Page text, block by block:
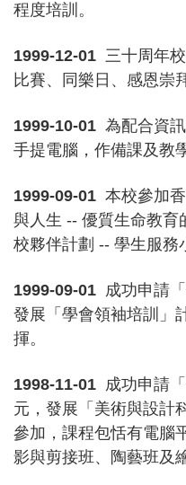
程度培訓。
1999-12-01 三十周年
比賽、同樂日、感恩崇
1999-10-01 為配合資
手提電腦，作備課及教
1999-09-01 本校參加
與人生 -- 優質生命教育
校夥伴計劃 -- 學生服務
1999-09-01 成功申請
發展「學會領袖培訓」
揮。
1998-11-01 成功申請
元，發展「美術與設計
參加，課程包恬有電腦
影與剪接班、陶藝班及